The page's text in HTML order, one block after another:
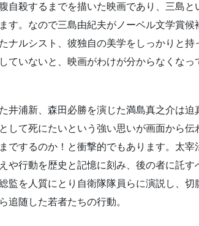
自殺するまでを描いた映画であり、三島と
す。なので三島由紀夫がノーベル文学賞候
ナルシスト、彼独自の美学をしっかりと持
ていないと、映画がわけが分からなくなっ
井浦新、森田必勝を演じた満島真之介は
して死にたいという強い思いが画面から伝
でするのか！と衝撃的でもあります。太宰
や行動を歴史と記憶に刻み、後の者に託す
監を人質にとり自衛隊隊員らに演説し、切
追随した若者たちの行動。